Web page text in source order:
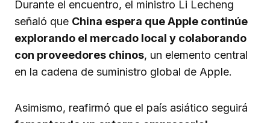
Durante el encuentro, el ministro Li Lecheng
señaló que China espera que Apple continúe
explorando el mercado local y colaborando
con proveedores chinos, un elemento central
en la cadena de suministro global de Apple.
Asimismo, reafirmó que el país asiático seguirá